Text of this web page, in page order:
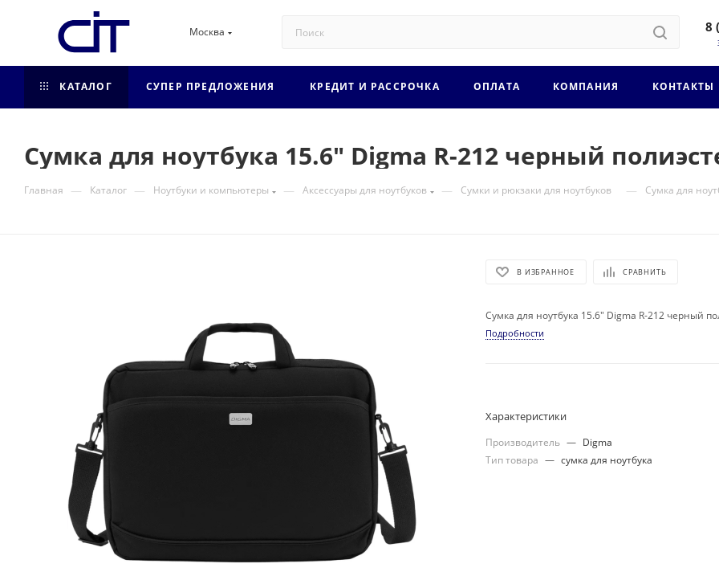
Москва 8
КАТАЛОГ СУПЕР ПРЕДЛОЖЕНИЯ КРЕДИТ И РАССРОЧКА ОПЛАТА КОМПАНИЯ КОНТАКТЫ
Сумка для ноутбука 15.6" Digma R-212 черный
Главная — Каталог — Ноутбуки и компьютеры — Аксессуары для ноутбуков — Сумки и рюкзаки для ноутбуков — Сумка для
В ИЗБРАННОЕ СРАВНИТЬ
Сумка для ноутбука 15.6" Digma R-212 черный
Подробности
Характеристики
Производитель — Digma
Тип товара — сумка для ноутбука